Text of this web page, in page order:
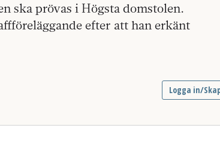
ska prövas i Högsta domstolen.
efter att han erkänt